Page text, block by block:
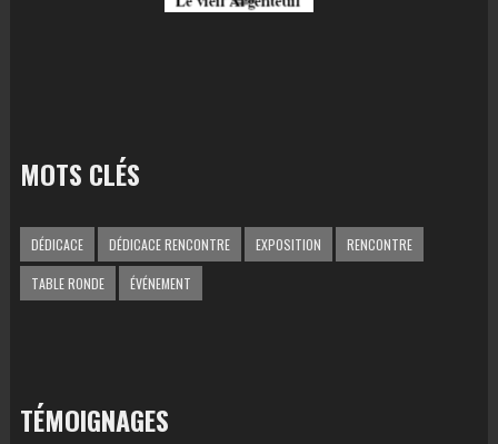
MOTS CLÉS
DÉDICACE DÉDICACE RENCONTRE EXPOSITION RENCONTRE
TABLE RONDE ÉVÉNEMENT
TÉMOIGNAGES